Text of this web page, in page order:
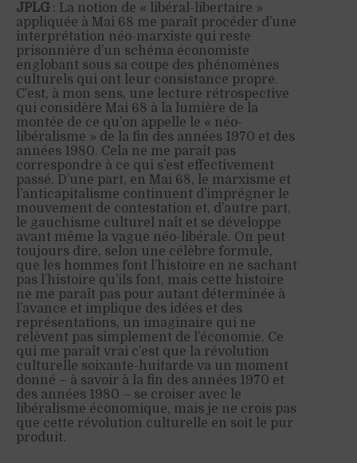
JPLG : La notion de « libéral-libertaire »
appliquée à Mai 68 me paraît procéder d’une
interprétation néo-marxiste qui reste
prisonnière d’un schéma économiste
englobant sous sa coupe des phénomènes
culturels qui ont leur consistance propre.
C’est, à mon sens, une lecture rétrospective
qui considère Mai 68 à la lumière de la
montée de ce qu’on appelle le « néo-
libéralisme » de la fin des années 1970 et des
années 1980. Cela ne me paraît pas
correspondre à ce qui s’est effectivement
passé. D’une part, en Mai 68, le marxisme et
l’anticapitalisme continuent d’imprégner le
mouvement de contestation et, d’autre part,
le gauchisme culturel naît et se développe
avant même la vague néo-libérale. On peut
toujours dire, selon une célèbre formule,
que les hommes font l’histoire en ne sachant
pas l’histoire qu’ils font, mais cette histoire
ne me paraît pas pour autant déterminée à
l’avance et implique des idées et des
représentations, un imaginaire qui ne
relèvent pas simplement de l’économie. Ce
qui me paraît vrai c’est que la révolution
culturelle soixante-huitarde va un moment
donné – à savoir à la fin des années 1970 et
des années 1980 – se croiser avec le
libéralisme économique, mais je ne crois pas
que cette révolution culturelle en soit le pur
produit.